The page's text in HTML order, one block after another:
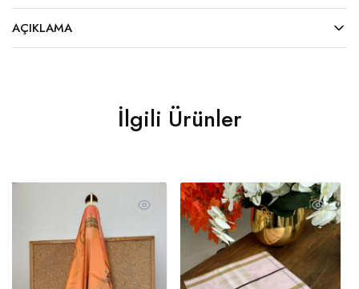
AÇIKLAMA
İlgili Ürünler